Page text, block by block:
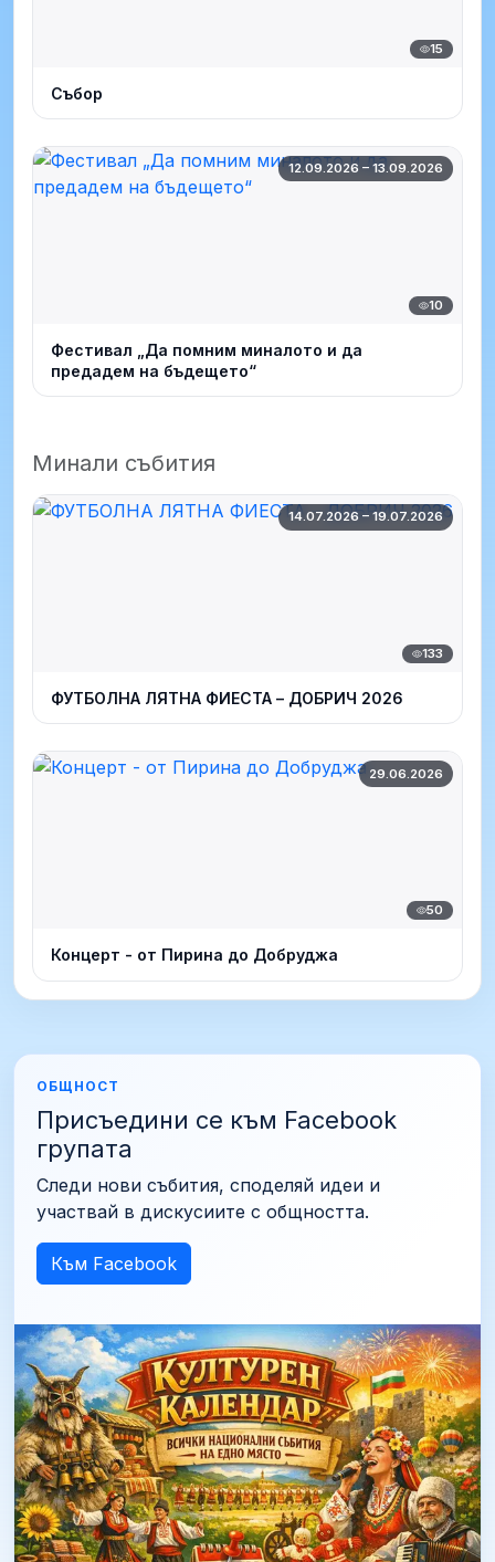
15
Събор
12.09.2026 – 13.09.2026
10
Фестивал „Да помним миналото и да
предадем на бъдещето“
Минали събития
14.07.2026 – 19.07.2026
133
ФУТБОЛНА ЛЯТНА ФИЕСТА – ДОБРИЧ 2026
29.06.2026
50
Концерт - от Пирина до Добруджа
ОБЩНОСТ
Присъедини се към Facebook
групата
Следи нови събития, споделяй идеи и
участвай в дискусиите с общността.
Към Facebook